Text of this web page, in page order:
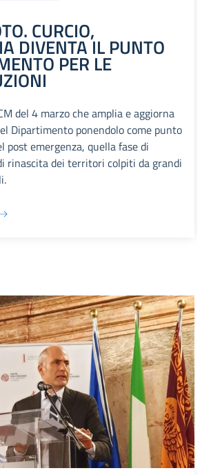
CURCIO,
DIVENTA IL PUNTO
PER LE
del 4 marzo che amplia e aggiorna
Dipartimento ponendolo come punto
post emergenza, quella fase di
rinascita dei territori colpiti da grandi